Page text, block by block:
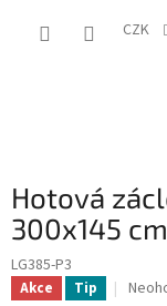
CZK
Hotová
300x145 cm
LG385-P3
Akce Tip